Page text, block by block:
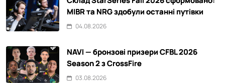
MIBR та NRG здобули останні путівки
04.08.2026
NAVI — бронзові призери CFBL 2026
Season 2 з CrossFire
03.08.2026